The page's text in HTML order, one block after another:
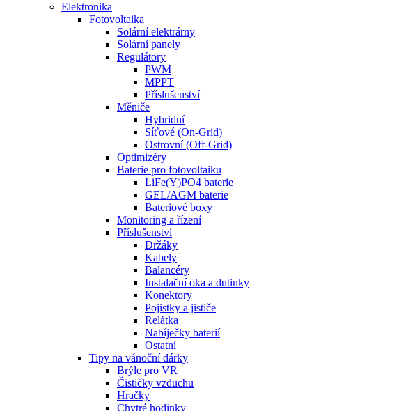
Elektronika
Fotovoltaika
Solární elektrárny
Solární panely
Regulátory
PWM
MPPT
Příslušenství
Měniče
Hybridní
Síťové (On-Grid)
Ostrovní (Off-Grid)
Optimizéry
Baterie pro fotovoltaiku
LiFe(Y)PO4 baterie
GEL/AGM baterie
Bateriové boxy
Monitoring a řízení
Příslušenství
Držáky
Kabely
Balancéry
Instalační oka a dutinky
Konektory
Pojistky a jističe
Relátka
Nabíječky baterií
Ostatní
Tipy na vánoční dárky
Brýle pro VR
Čističky vzduchu
Hračky
Chytré hodinky